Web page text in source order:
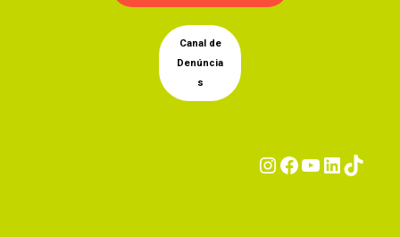
Canal de
Denúncia
s
Instagram
Facebook